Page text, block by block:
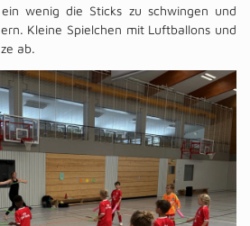
wenig die Sticks zu schwingen und
Kleine Spielchen mit Luftballons und
ab.